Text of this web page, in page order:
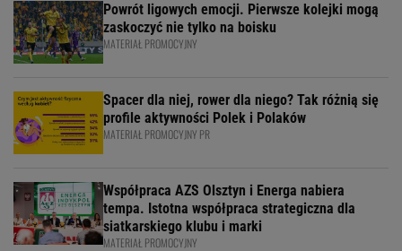
Powrót ligowych emocji. Pierwsze kolejki mogą
zaskoczyć nie tylko na boisku
MATERIAŁ PROMOCYJNY
Spacer dla niej, rower dla niego? Tak różnią się
profile aktywności Polek i Polaków
MATERIAŁ PROMOCYJNY PR
Współpraca AZS Olsztyn i Energa nabiera
tempa. Istotna współpraca strategiczna dla
siatkarskiego klubu i marki
MATERIAŁ PROMOCYJNY